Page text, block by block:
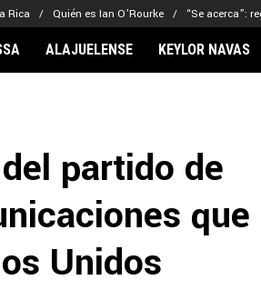
Rica Quién es Ian O’Rourke “Se acerca”:
Carrasquilla
Méndez-Laing
Alajuelense
Municipal
Olimpia
ALAJUELENSE KEYLOR NAVAS
partido de
que
Unidos